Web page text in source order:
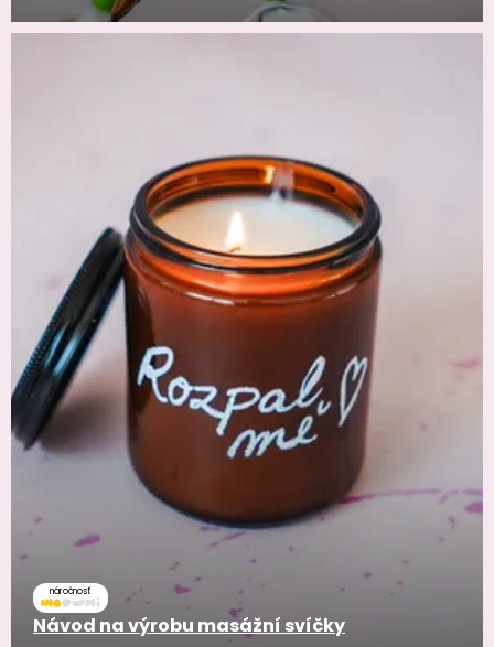
náročnosť
Návod na výrobu masážní svíčky